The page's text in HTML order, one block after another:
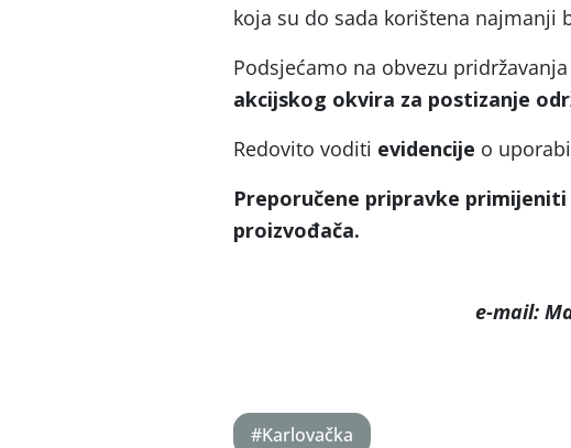
koja su do sada korištena najmanji
Podsjećamo na obvezu
akcijskog okvira za postizanje
Redovito voditi evidencije o
Preporučene pripravke
proizvođača.
e-mail:
#Karlovačka